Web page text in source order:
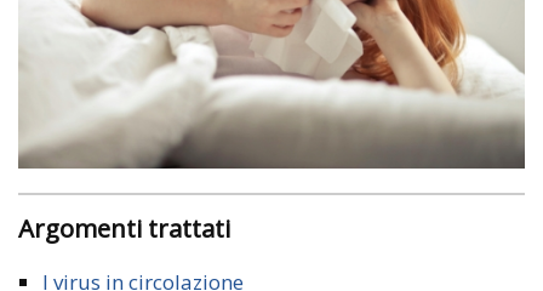
Argomenti trattati
I virus in circolazione